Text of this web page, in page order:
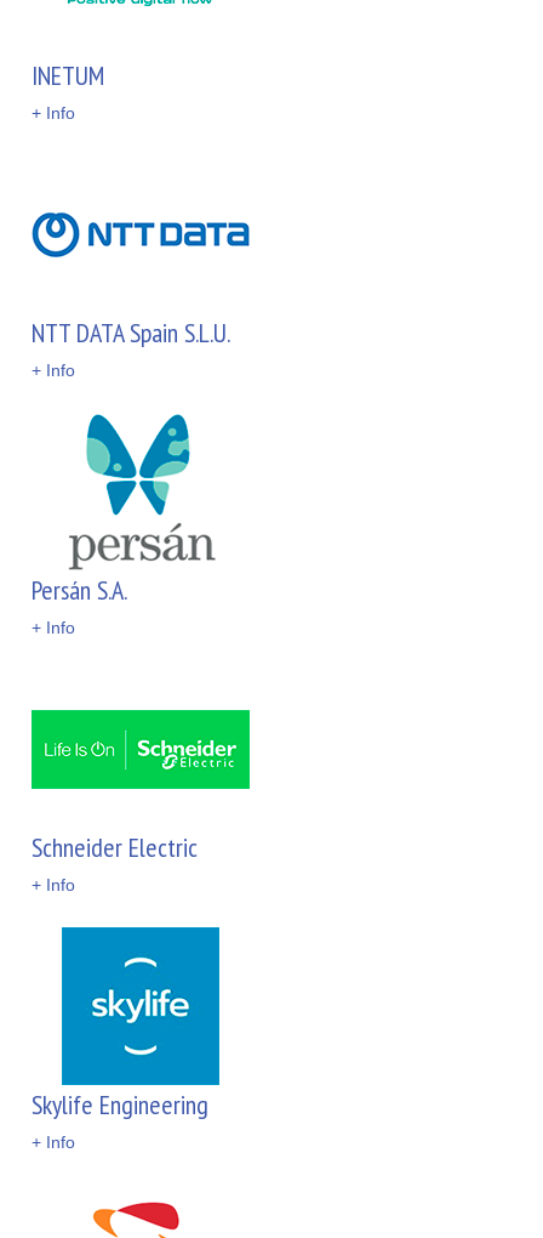
INETUM
+ Info
NTT DATA Spain S.L.U.
+ Info
Persán S.A.
+ Info
Schneider Electric
+ Info
Skylife Engineering
+ Info